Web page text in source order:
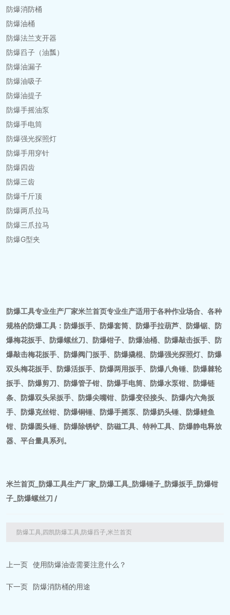
防爆消防桶
防爆油桶
防爆法兰支开器
防爆舀子（油瓢）
防爆油漏子
防爆油吸子
防爆油提子
防爆手摇油泵
防爆手电筒
防爆强光探照灯
防爆手用穿针
防爆四齿
防爆三齿
防爆千斤顶
防爆两爪拉马
防爆三爪拉马
防爆G型夹
防爆工具专业生产厂家米兰首页专业生产适用于各种作业场合、各种
规格的防爆工具：防爆扳手、防爆套筒、防爆手拉葫芦、防爆锯、防
爆梅花扳手、防爆螺丝刀、防爆钳子、防爆油桶、防爆敲击扳手、防
爆敲击梅花扳手、防爆阀门扳手、防爆撬棍、防爆强光探照灯、防爆
双头梅花扳手、防爆活扳手、防爆两用扳手、防爆八角锤、防爆棘轮
扳手、防爆剪刀、防爆管子钳、防爆手电筒、防爆水泵钳、防爆链
条、防爆双头呆扳手、防爆尖嘴钳、防爆变径接头、防爆内六角扳
手、防爆克丝钳、防爆铜锤、防爆手摇泵、防爆奶头锤、防爆鲤鱼
钳、防爆圆头锤、防爆除锈铲、防磁工具、特种工具、防爆静电释放
器、平台量具系列。
米兰首页_防爆工具生产厂家_防爆工具_防爆锤子_防爆扳手_防爆钳
子_防爆螺丝刀 /
防爆工具,四凯防爆工具,防爆舀子,米兰首页
上一页 使用防爆油壶需要注意什么？
下一页 防爆消防桶的用途